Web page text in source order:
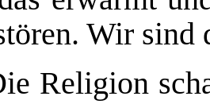
Wir sind